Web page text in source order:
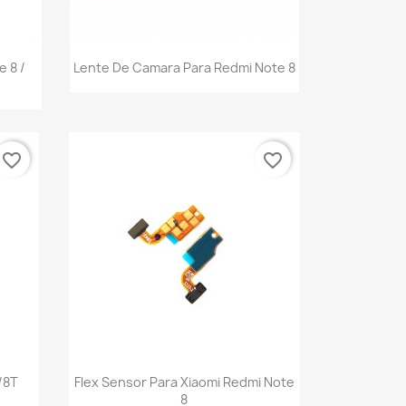
8 /
Vista rápida
Lente De Camara Para Redmi Note 8
favorite_border
Vista rápida
Flex Sensor Para Xiaomi Redmi Note
8
favorite_border